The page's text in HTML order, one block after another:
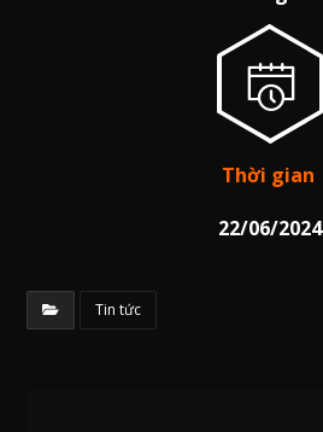
Thời gian
22/06/2024
Tin tức